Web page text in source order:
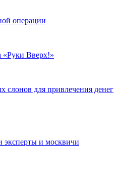
операции
«Руки Вверх!»
слонов для привлечения денег
эксперты и москвичи